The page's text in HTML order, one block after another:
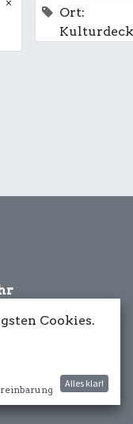
Ort:
Kulturdeck
Cookies.
Alles klar!